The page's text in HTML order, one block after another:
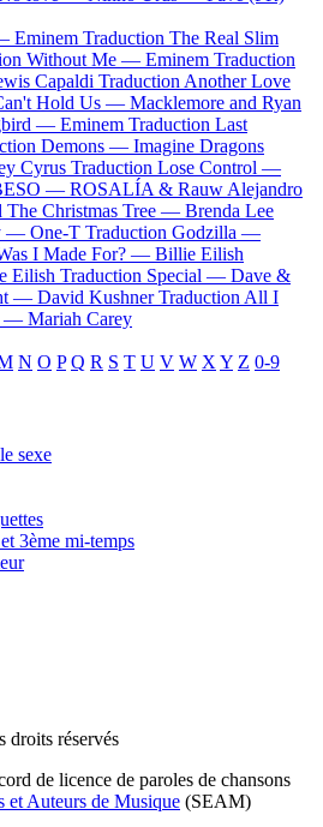
Eminem Traduction The Real Slim
Without Me — Eminem Traduction
Capaldi Traduction Another Love
Hold Us — Macklemore and Ryan
— Eminem Traduction Last
Demons — Imagine Dragons
Cyrus Traduction Lose Control —
— ROSALÍA & Rauw Alejandro
The Christmas Tree — Brenda Lee
— One-T Traduction Godzilla —
I Made For? — Billie Eilish
Eilish Traduction Special — Dave &
— David Kushner Traduction All I
— Mariah Carey
N O P Q R S T U V W X Y Z 0-9
sexe
3ème mi-temps
réservés
de licence de paroles de chansons
et Auteurs de Musique (SEAM)